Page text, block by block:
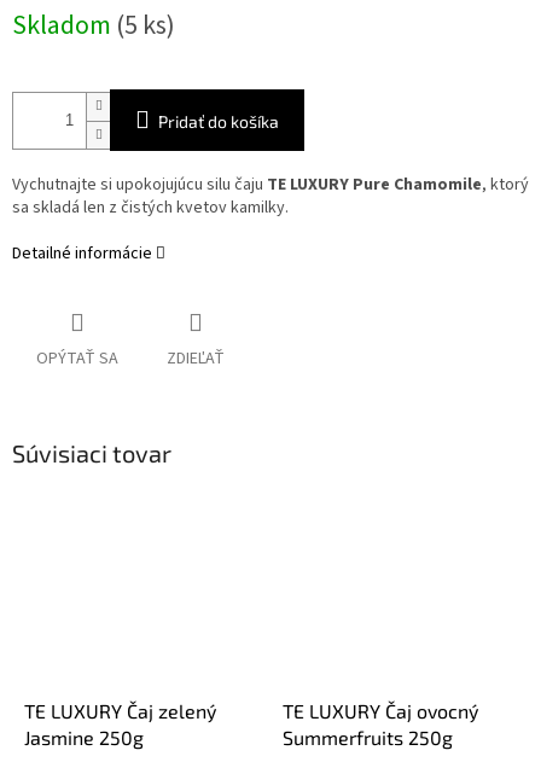
cena:
Skladom (5 ks)
Pridať do košíka
Vychutnajte si upokojujúcu silu čaju TE LUXURY Pure Chamomile, ktorý
sa skladá len z čistých kvetov kamilky.
Detailné informácie
OPÝTAŤ SA ZDIEĽAŤ
Súvisiaci tovar
TE LUXURY Čaj zelený
Jasmine 250g
TE LUXURY Čaj ovocný
Summerfruits 250g